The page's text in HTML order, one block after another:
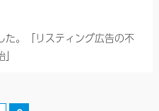
た。「リスティング広告の不